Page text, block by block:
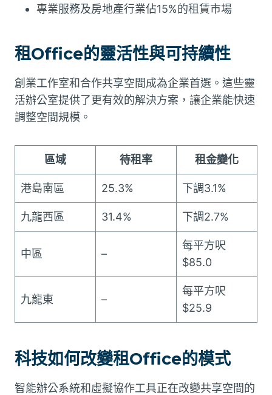
專業服務及房地產行業佔15%的租賃市場
租Office的靈活性與可持續性
創業工作室和合作共享空間成為企業首選。這些靈
活辦公室提供了更有效的解決方案，讓企業能快速
調整空間規模。
區域 待租率 租金變化
港島南區 25.3% 下調3.1%
九龍西區 31.4% 下調2.7%
中區 –
每平方呎
$85.0
九龍東 –
每平方呎
$25.9
科技如何改變租Office的模式
智能辦公系統和虛擬協作工具正在改變共享空間的